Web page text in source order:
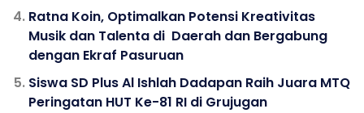
Ratna Koin, Optimalkan Potensi Kreativitas
Musik dan Talenta di Daerah dan Bergabung
dengan Ekraf Pasuruan
Siswa SD Plus Al Ishlah Dadapan Raih Juara MTQ
Peringatan HUT Ke-81 RI di Grujugan